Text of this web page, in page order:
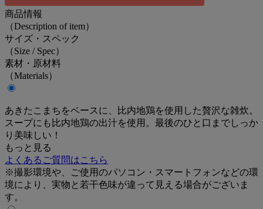
商品情報
（Description of item）
サイズ・スペック
（Size / Spec）
素材・原材料
（Materials）
あきたこまちをベースに、比内地鶏を使用した贅沢な雑炊。
スープにも比内地鶏の出汁を使用。最後のひと口までしっか
り美味しい！
もっと見る
よくあるご質問はこちら
※撮影環境や、ご使用のパソコン・スマートフォンなどの環
境により、実物と若干色味が違って見える場合がございま
す。